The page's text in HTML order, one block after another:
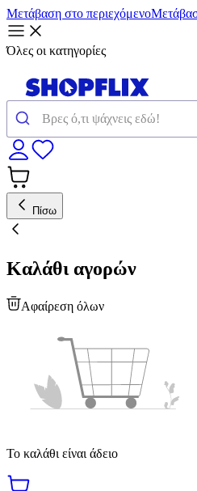
Μετάβαση στο περιεχόμενο
Όλες οι κατηγορίες
Πίσω
Καλάθι αγορών
Αφαίρεση όλων
Το καλάθι είναι άδειο